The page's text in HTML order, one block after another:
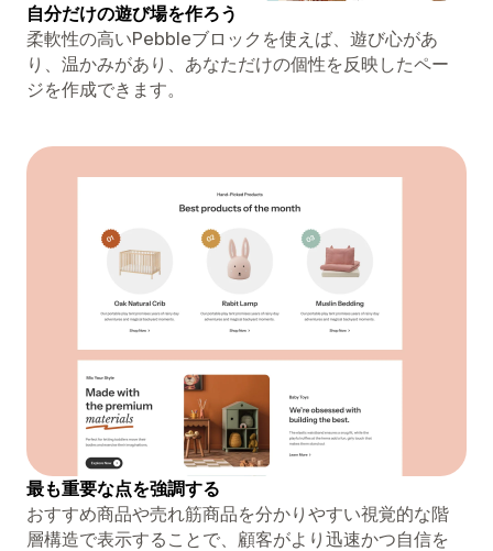
自分だけの遊び場を作ろう
柔軟性の高いPebbleブロックを使えば、遊び心があ
り、温かみがあり、あなただけの個性を反映したペー
ジを作成できます。
最も重要な点を強調する
おすすめ商品や売れ筋商品を分かりやすい視覚的な階
層構造で表示することで、顧客がより迅速かつ自信を